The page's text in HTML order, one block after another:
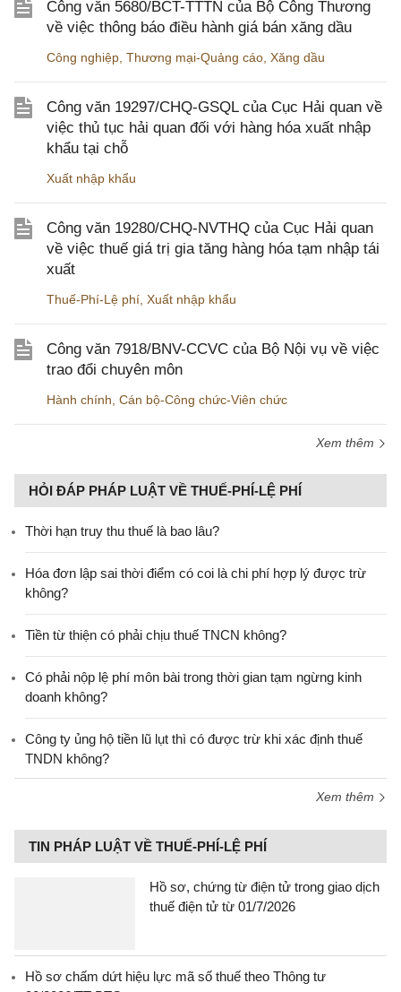
Công văn 5680/BCT-TTTN của Bộ Công Thương
về việc thông báo điều hành giá bán xăng dầu
Công nghiệp Thương mại-Quảng cáo Xăng dầu
Công văn 19297/CHQ-GSQL của Cục Hải quan về
việc thủ tục hải quan đối với hàng hóa xuất nhập
khẩu tại chỗ
Xuất nhập khẩu
Công văn 19280/CHQ-NVTHQ của Cục Hải quan
về việc thuế giá trị gia tăng hàng hóa tạm nhập tái
xuất
Thuế-Phí-Lệ phí Xuất nhập khẩu
Công văn 7918/BNV-CCVC của Bộ Nội vụ về việc
trao đổi chuyên môn
Hành chính Cán bộ-Công chức-Viên chức
Xem thêm
HỎI ĐÁP PHÁP LUẬT VỀ THUẾ-PHÍ-LỆ PHÍ
Thời hạn truy thu thuế là bao lâu?
Hóa đơn lập sai thời điểm có coi là chi phí hợp lý được trừ
không?
Tiền từ thiện có phải chịu thuế TNCN không?
Có phải nộp lệ phí môn bài trong thời gian tạm ngừng kinh
doanh không?
Công ty ủng hộ tiền lũ lụt thì có được trừ khi xác định thuế
TNDN không?
Xem thêm
TIN PHÁP LUẬT VỀ THUẾ-PHÍ-LỆ PHÍ
Hồ sơ, chứng từ điện tử trong giao dịch
thuế điện tử từ 01/7/2026
Hồ sơ chấm dứt hiệu lực mã số thuế theo Thông tư